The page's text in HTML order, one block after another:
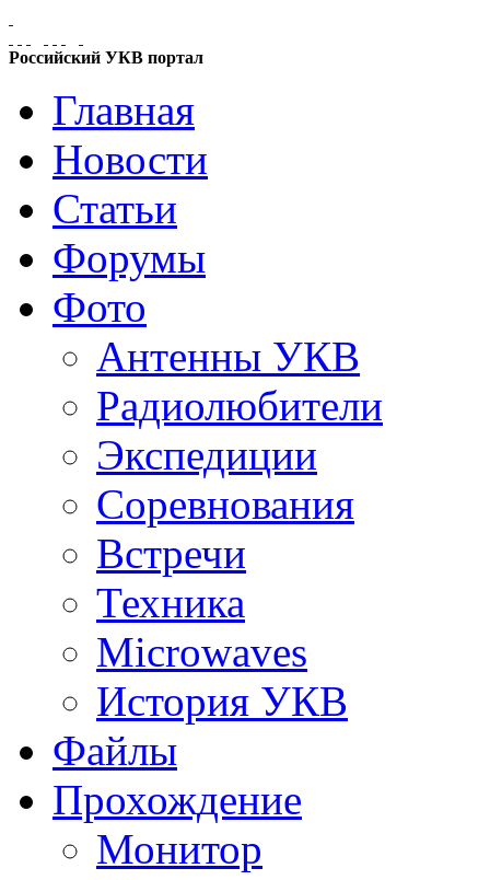
Российский УКВ портал
Главная
Новости
Статьи
Форумы
Фото
Антенны УКВ
Радиолюбители
Экспедиции
Соревнования
Встречи
Техника
Microwaves
История УКВ
Файлы
Прохождение
Монитор